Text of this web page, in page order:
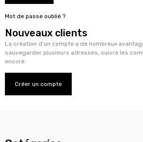
Mot de passe oublié ?
Nouveaux clients
La création d’un compte a de nombreux
sauvegarder plusieurs adresses, suivre les
encore.
Créer un compte